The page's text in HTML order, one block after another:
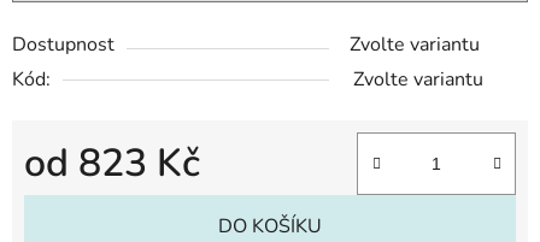
Dostupnost
Zvolte variantu
Kód:
Zvolte variantu
od 823 Kč
Měrná cena:
DO KOŠÍKU